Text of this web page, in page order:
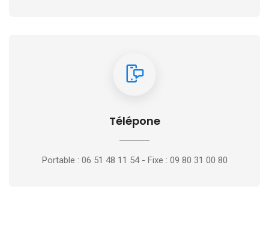
Télépone
Portable : 06 51 48 11 54 - Fixe : 09 80 31 00 80